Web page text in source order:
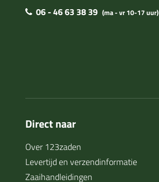
06 - 46 63 38 39 (ma - vr 10-17 uur)
Direct naar
Over 123zaden
Levertijd en verzendinformatie
Zaaihandleidingen